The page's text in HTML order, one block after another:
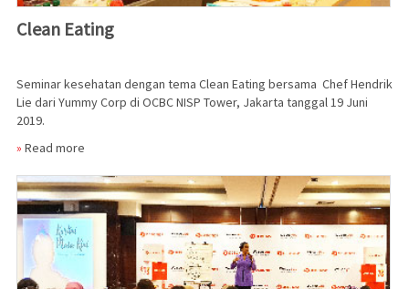
Clean Eating
Seminar kesehatan dengan tema Clean Eating bersama Chef Hendrik
Lie dari Yummy Corp di OCBC NISP Tower, Jakarta tanggal 19 Juni
2019.
» Read more